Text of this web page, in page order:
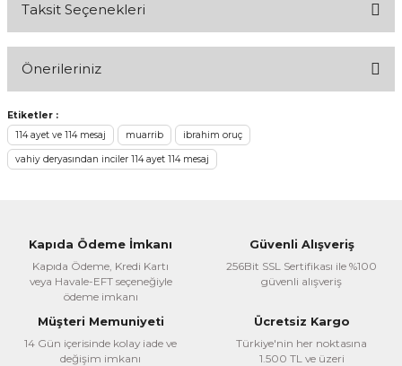
Taksit Seçenekleri
Önerileriniz
Bu ürünün fiyat bilgisi, resim, ürün açıklamalarında ve diğer
konularda yetersiz gördüğünüz noktaları öneri formunu
kullanarak tarafımıza iletebilirsiniz.
Görüş ve önerileriniz için teşekkür ederiz.
Ürün açıklamasında eksik bilgiler bulunuyor.
Ürün bilgilerinde hatalar bulunuyor.
Ürün fiyatı diğer sitelerden daha pahalı.
Bu ürüne benzer farklı alternatifler olmalı.
Etiketler :
114 ayet ve 114 mesaj
muarrib ibrahim oruç
vahiy deryasından inciler 114 ayet 114 mesaj
Kapıda Ödeme İmkanı
Kapıda Ödeme, Kredi Kartı
veya Havale-EFT seçeneğiyle
ödeme imkanı
Güvenli Alışveriş
256Bit SSL Sertifikası ile %100
güvenli alışveriş
Müşteri Memuniyeti
14 Gün içerisinde kolay iade ve
değişim imkanı
Ücretsiz Kargo
Türkiye'nin her noktasına
1.500 TL ve üzeri